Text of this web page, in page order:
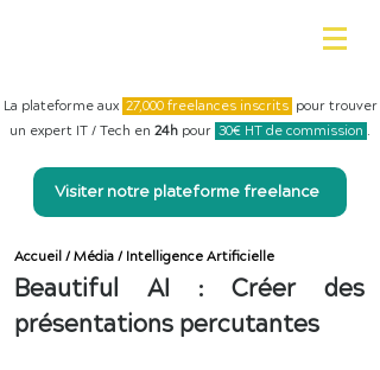
La plateforme aux 27,000 freelances inscrits pour trouver
un expert IT / Tech en 24h pour 30€ HT de commission .
Visiter notre plateforme freelance
Accueil / Média / Intelligence Artificielle
Beautiful AI : Créer des
présentations percutantes